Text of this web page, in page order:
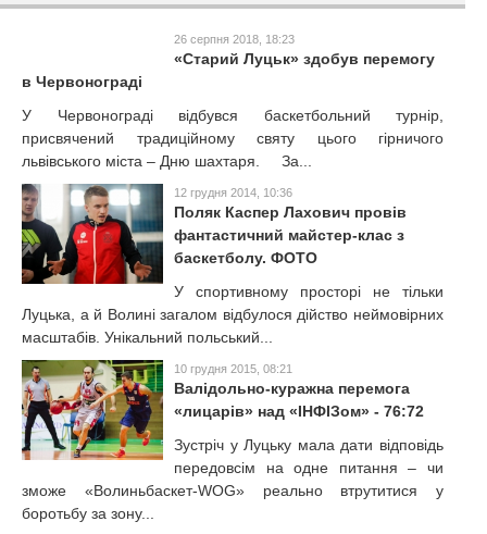
26 серпня 2018, 18:23
«Старий Луцьк» здобув перемогу
в Червонограді
У Червонограді відбувся баскетбольний турнір,
присвячений традиційному святу цього гірничого
львівського міста – Дню шахтаря. За...
12 грудня 2014, 10:36
Поляк Каспер Лахович провів
фантастичний майстер-клас з
баскетболу. ФОТО
У спортивному просторі не тільки
Луцька, а й Волині загалом відбулося дійство неймовірних
масштабів. Унікальний польський...
10 грудня 2015, 08:21
Валідольно-куражна перемога
«лицарів» над «ІНФІЗом» - 76:72
Зустріч у Луцьку мала дати відповідь
передовсім на одне питання – чи
зможе «Волиньбаскет-WOG» реально втрутитися у
боротьбу за зону...